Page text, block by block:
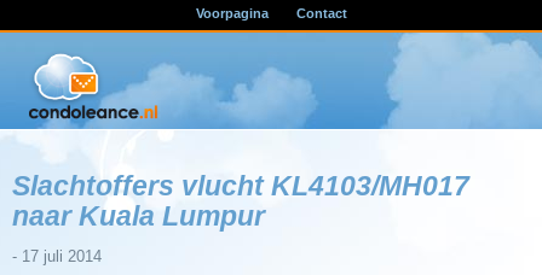
Voorpagina Contact
Slachtoffers vlucht KL4103/MH017
naar Kuala Lumpur
- 17 juli 2014